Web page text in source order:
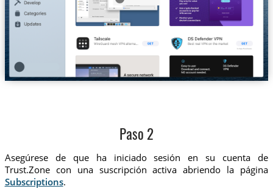
Paso 2
Asegúrese de que ha iniciado sesión en su cuenta de
Trust.Zone con una suscripción activa abriendo la página
Subscriptions.